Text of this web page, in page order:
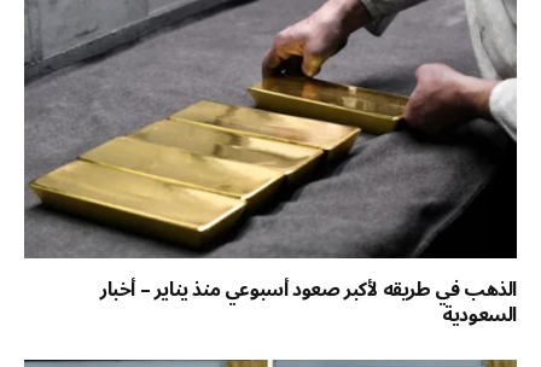
الذهب في طريقه لأكبر صعود أسبوعي منذ يناير – أخبار
السعودية